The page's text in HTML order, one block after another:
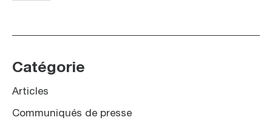
Catégorie
Articles
Communiqués de presse